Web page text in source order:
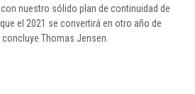
nuestro sólido plan de continuidad de
el 2021 se convertirá en otro año de
Thomas Jensen.